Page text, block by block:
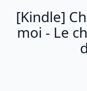
[Kindle]
moi - Le